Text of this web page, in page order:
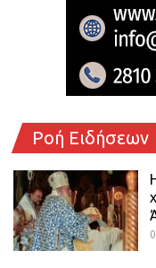
Ροή Ειδήσεων